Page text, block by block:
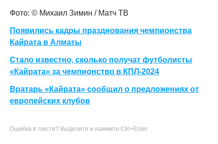
Фото: © Михаил Зимин / Матч ТВ
Появились кадры празднования чемпионства
Кайрата в Алматы
Стало известно, сколько получат футболисты
«Кайрата» за чемпионство в КПЛ-2024
Вратарь «Кайрата» сообщил о предложениях от
европейских клубов
Ошибка в тексте? Выделите и нажмите Ctrl+Enter